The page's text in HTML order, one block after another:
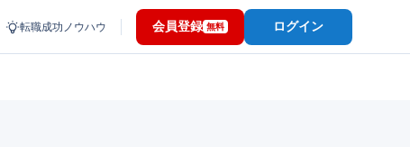
転職成功ノウハウ 会員登録 無料 ログイン